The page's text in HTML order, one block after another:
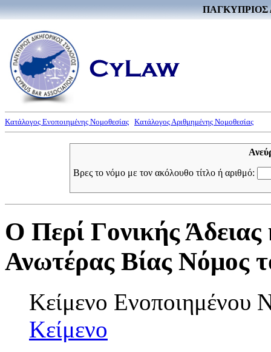
ΠΑΓΚΥΠΡΙΟΣ
Κατάλογος Ενοποιημένης Νομοθεσίας Κατάλογος Αριθμημένης Νομοθεσίας
Βρες το νόμο με τον ακόλουθο τίτλο ή αριθμό:
Ο Περί Γονικής Άδειας
Ανωτέρας Βίας Νόμος
Κείμενο
Κείμενο